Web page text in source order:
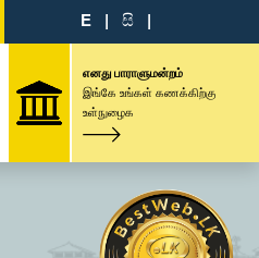
E | සි |
எனது பாராளுமன்றம்
இங்கே உங்கள் கணக்கிற்கு
உள்நுழைக